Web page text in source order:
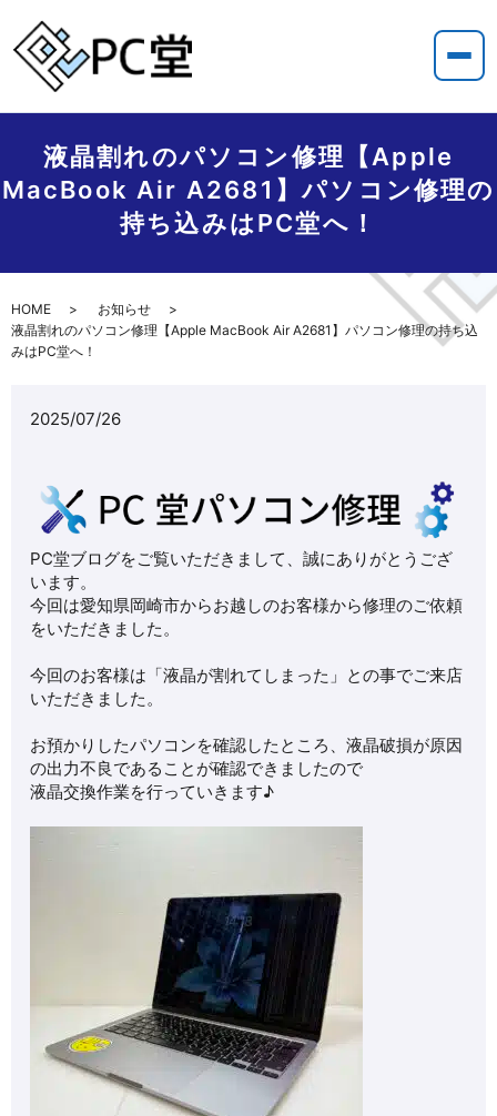
液晶割れのパソコン修理【Apple
MacBook Air A2681】パソコン修理の
持ち込みはPC堂へ！
HOME
お知らせ
液晶割れのパソコン修理【Apple MacBook Air A2681】パソコン修理の持ち込
みはPC堂へ！
2025/07/26
PC堂ブログをご覧いただきまして、誠にありがとうござ
います。
今回は愛知県岡崎市からお越しのお客様から修理のご依頼
をいただきました。
今回のお客様は「液晶が割れてしまった」との事でご来店
いただきました。
お預かりしたパソコンを確認したところ、液晶破損が原因
の出力不良であることが確認できましたので
液晶交換作業を行っていきます♪